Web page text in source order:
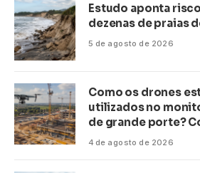
Estudo aponta
dezenas de praias
5 de agosto de 2026
Como os drones
utilizados no
de grande porte?
4 de agosto de 2026